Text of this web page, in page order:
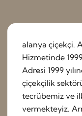
alanya çiçekçi.
Hizmetinde
Adresi 1999
çiçekçilik
tecrübemiz ve
vermekteyiz.